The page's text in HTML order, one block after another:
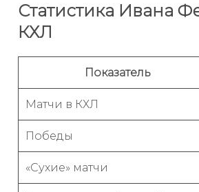
Статистика Ивана
КХЛ
Показатель
Матчи в КХЛ
Победы
«Сухие» матчи